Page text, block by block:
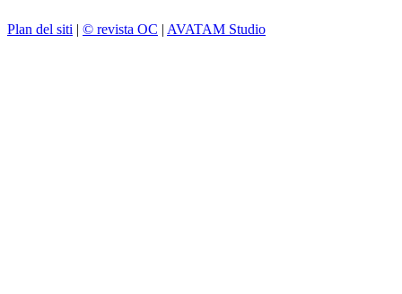
Plan del siti | © revista OC | AVATAM Studio